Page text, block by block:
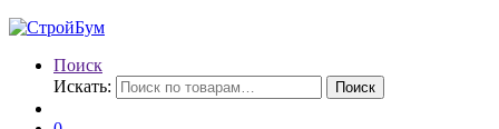
Поиск
Искать:
Поиск